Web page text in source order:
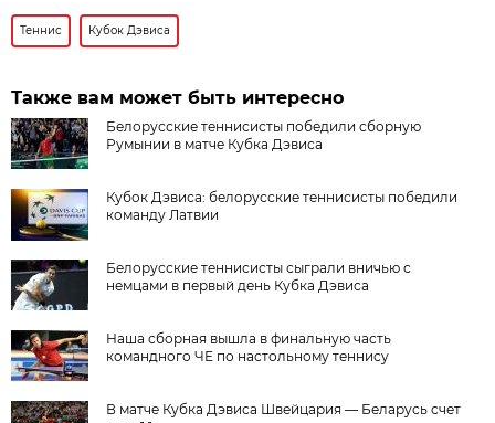
Теннис Кубок Дэвиса
Также вам может быть интересно
Белорусские теннисисты победили сборную
Румынии в матче Кубка Дэвиса
Кубок Дэвиса: белорусские теннисисты победили
команду Латвии
Белорусские теннисисты сыграли вничью с
немцами в первый день Кубка Дэвиса
Наша сборная вышла в финальную часть
командного ЧЕ по настольному теннису
В матче Кубка Дэвиса Швейцария — Беларусь счет